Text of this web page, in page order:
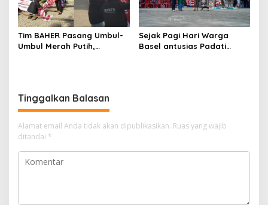
Tim BAHER Pasang Umbul-
Umbul Merah Putih,
Sejak Pagi Hari Warga
Basel antusias Padati
Tinggalkan Balasan
Alamat email Anda tidak akan dipublikasikan. Ruas yang wajib
ditandai *